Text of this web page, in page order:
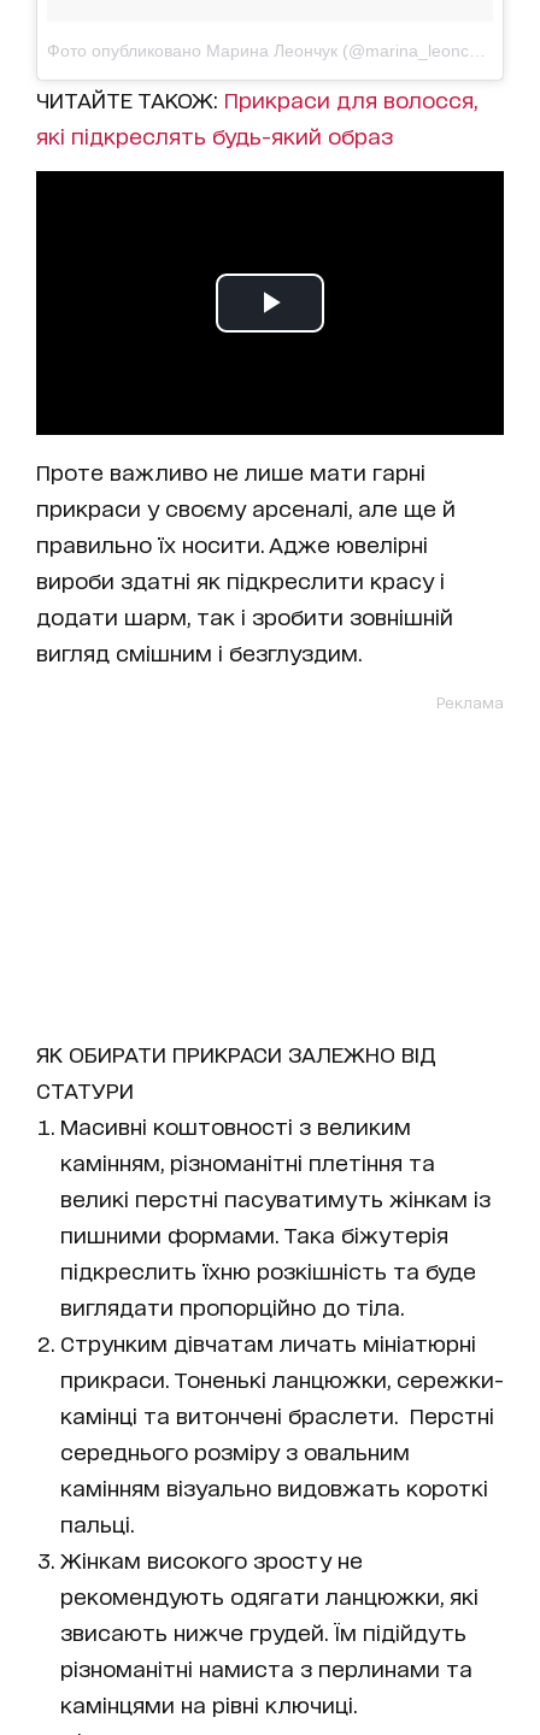
Фото опубликовано Марина Леончук (@marina_leonchuk)
ЧИТАЙТЕ ТАКОЖ: Прикраси для волосся,
які підкреслять будь-який образ
Проте важливо не лише мати гарні
прикраси у своєму арсеналі, але ще й
правильно їх носити. Адже ювелірні
вироби здатні як підкреслити красу і
додати шарм, так і зробити зовнішній
вигляд смішним і безглуздим.
Реклама
ЯК ОБИРАТИ ПРИКРАСИ ЗАЛЕЖНО ВІД
СТАТУРИ
Масивні коштовності з великим
камінням, різноманітні плетіння та
великі перстні пасуватимуть жінкам із
пишними формами. Така біжутерія
підкреслить їхню розкішність та буде
виглядати пропорційно до тіла.
Струнким дівчатам личать мініатюрні
прикраси. Тоненькі ланцюжки, сережки-
камінці та витончені браслети. Перстні
середнього розміру з овальним
камінням візуально видовжать короткі
пальці.
Жінкам високого зросту не
рекомендують одягати ланцюжки, які
звисають нижче грудей. Їм підійдуть
різноманітні намиста з перлинами та
камінцями на рівні ключиці.